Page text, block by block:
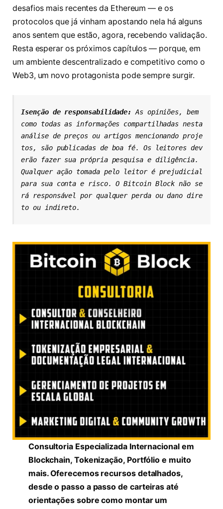
desafios mais recentes da Ethereum — e os
protocolos que já vinham apostando nela há alguns
anos sentem que estão, agora, recebendo validação.
Resta esperar os próximos capítulos — porque, em
um ambiente descentralizado e competitivo como o
Web3, um novo protagonista pode sempre surgir.
Isenção de responsabilidade: As opiniões, bem
como todas as informações compartilhadas nesta
análise de preços ou artigos mencionando proje
tos, são publicadas de boa fé. Os leitores dev
erão fazer sua própria pesquisa e diligência.
Qualquer ação tomada pelo leitor é prejudicial
para sua conta e risco. O Bitcoin Block não se
rá responsável por qualquer perda ou dano dire
to ou indireto.
Consultoria Especializada Internacional em
Blockchain, Tokenização, Portfólio e muito
mais. Oferecemos recursos detalhados,
desde o passo a passo de carteiras até
orientações sobre como montar um